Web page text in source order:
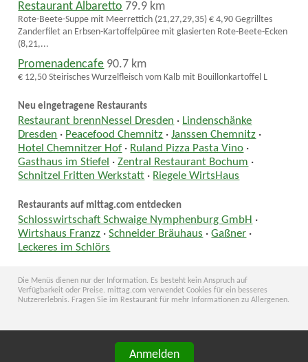
Restaurant Albaretto 79.9 km
Rote-Beete-Suppe mit Meerrettich (21,27,29,35) € 4,90 Gegrilltes
Zanderfilet an Erbsen-Kartoffelpüree mit glasierten Rote-Beete-Ecken
(8,21,...
Promenadencafe 90.7 km
€ 12,50 Steirisches Wurzelfleisch vom Kalb mit Bouillonkartoffel L
Neu eingetragene Restaurants
Restaurant brennNessel Dresden · Lindenschänke
Dresden · Peacefood Chemnitz ·Janssen Chemnitz ·
Hotel Chemnitzer Hof · Ruland Pizza Pasta Vino ·
Gasthaus im Stiefel ·Zentral Restaurant Bochum ·
Schnitzel Fritten Werkstatt · Riegele WirtsHaus
Restaurants auf mittag.com entdecken
Schlosswirtschaft Schwaige Nymphenburg GmbH ·
Wirtshaus Franzz ·Schneider Bräuhaus ·Gaßner ·
Leckeres im Schlörs
Die Menüs dienen nur der Information. Es besteht kein Anspruch auf
Verfügbarkeit oder Preise. mittag.com verwendet Cookies für ein besseres
Nutzererlebnis. Fragen Sie im Restaurant für mehr Informationen zu Allergenen.
Anmelden